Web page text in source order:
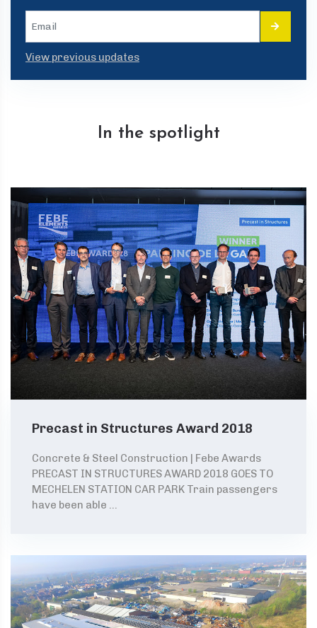
View previous updates
In the spotlight
Precast in Structures Award 2018
Concrete & Steel Construction | Febe Awards
PRECAST IN STRUCTURES AWARD 2018 GOES TO
MECHELEN STATION CAR PARK Train passengers
have been able ...